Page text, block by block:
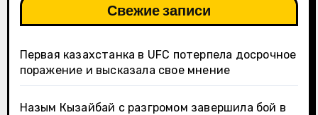
Свежие записи
Первая казахстанка в UFC потерпела досрочное
поражение и высказала свое мнение
Назым Кызайбай с разгромом завершила бой в